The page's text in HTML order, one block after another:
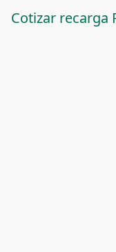
Cotizar recarga